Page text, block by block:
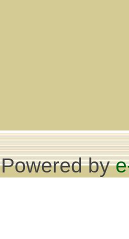
Powered by